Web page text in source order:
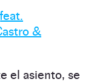
&
el asiento, se